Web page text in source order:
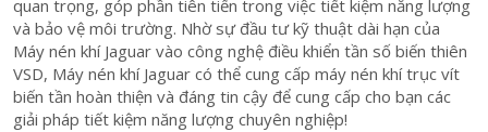
quan trọng, góp phần tiên tiến trong việc tiết kiệm năng lượng
và bảo vệ môi trường. Nhờ sự đầu tư kỹ thuật dài hạn của
Máy nén khí Jaguar vào công nghệ điều khiển tần số biến thiên
VSD, Máy nén khí Jaguar có thể cung cấp máy nén khí trục vít
biến tần hoàn thiện và đáng tin cậy để cung cấp cho bạn các
giải pháp tiết kiệm năng lượng chuyên nghiệp!